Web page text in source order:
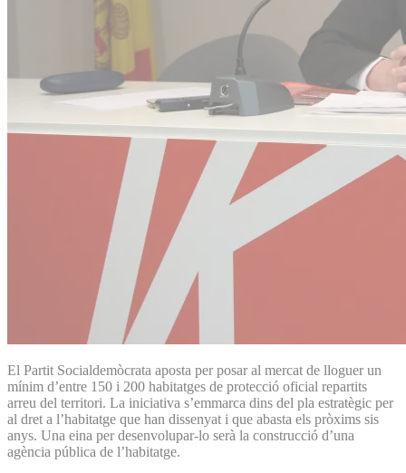
El Partit Socialdemòcrata aposta per posar al mercat de lloguer un
mínim d’entre 150 i 200 habitatges de protecció oficial repartits
arreu del territori. La iniciativa s’emmarca dins del pla estratègic per
al dret a l’habitatge que han dissenyat i que abasta els pròxims sis
anys. Una eina per desenvolupar-lo serà la construcció d’una
agència pública de l’habitatge.